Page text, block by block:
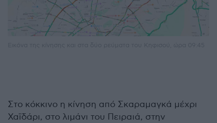
Στο κόκκινο η κίνηση από Σκαραμαγκά μέχρι
Χαϊδάρι, στο λιμάνι του Πειραιά, στην